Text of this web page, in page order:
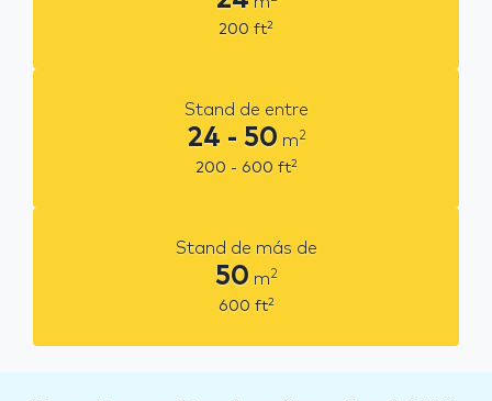
200 ft2
Stand de entre
24 - 50 m2
200 - 600 ft2
Stand de más de
50 m2
600 ft2